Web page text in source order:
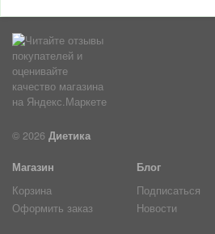
© 2026 Диетика
Магазин
Корзина
Оформить заказ
Блог
Подписаться
Новости